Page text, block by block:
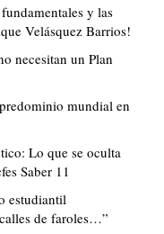
y las
Velásquez Barrios!
necesitan un Plan
mundial en
Lo que se oculta
Saber 11
estudiantil
de faroles…”